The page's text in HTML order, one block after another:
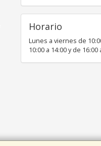
Horario
Lunes a viernes de
10:00 a 14:00 y de 16:00